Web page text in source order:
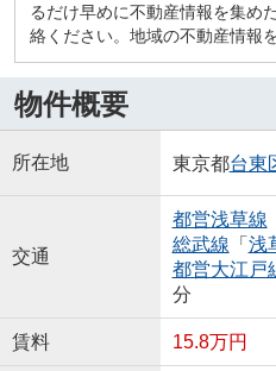
るだけ早めに不動産情報を集め
絡ください。地域の不動産情報
物件概要
所在地 東京都台東
交通
都営浅草線
総武線 「 浅
都営大江戸
分
賃料 15.8万円